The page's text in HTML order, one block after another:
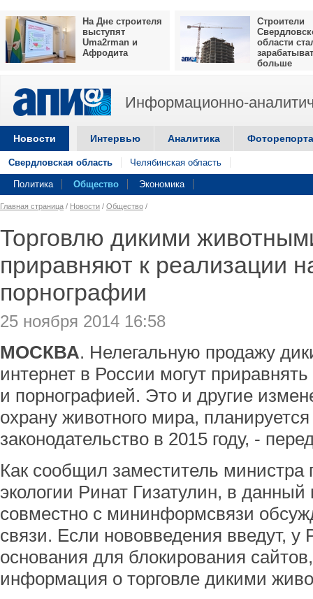
На Дне строителя
выступят
Uma2rman и
Афродита
Строители
области
больше
Информационно-
Новости Интервью Аналитика
Свердловская область Челябинская область
Политика Общество Экономика
Главная страница / Новости / Общество /
Торговлю дикими
приравняют к реализации
порнографии
25 ноября 2014 16:58
МОСКВА. Нелегальную продажу
интернет в России могут
и порнографией. Это и другие
охрану животного мира,
законодательство в 2015 году, -
Как сообщил заместитель министра
экологии Ринат Гизатулин, в
совместно с мининформсвязи
связи. Если нововведения введут, у
основания для блокирования
информация о торговле дикими